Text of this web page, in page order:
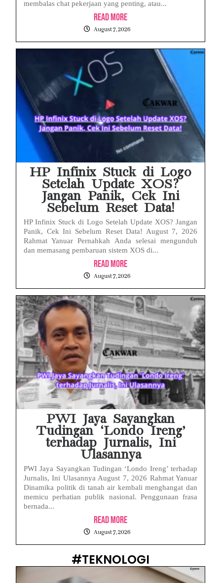
membalas chat pekerjaan yang penting, atau...
Read More
August 7, 2026
HP Infinix Stuck di Logo
Setelah Update XOS?
Jangan Panik, Cek Ini
Sebelum Reset Data!
HP Infinix Stuck di Logo Setelah Update XOS? Jangan
Panik, Cek Ini Sebelum Reset Data! August 7, 2026
Rahmat Yanuar Pernahkah Anda selesai mengunduh
dan memasang pembaruan sistem XOS di...
Read More
August 7, 2026
PWI Jaya Sayangkan
Tudingan ‘Londo Ireng’
terhadap Jurnalis, Ini
Ulasannya
PWI Jaya Sayangkan Tudingan ‘Londo Ireng’ terhadap
Jurnalis, Ini Ulasannya August 7, 2026 Rahmat Yanuar
Dinamika politik di tanah air kembali menghangat dan
memicu perhatian publik nasional. Penggunaan frasa
bernada...
Read More
August 7, 2026
#TEKNOLOGI